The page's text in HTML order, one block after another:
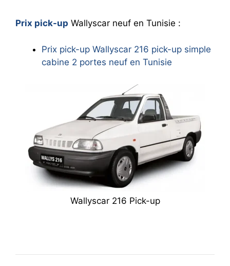
Prix pick-up Wallyscar neuf en Tunisie :
Prix pick-up Wallyscar 216 pick-up simple
cabine 2 portes neuf en Tunisie
Wallyscar 216 Pick-up